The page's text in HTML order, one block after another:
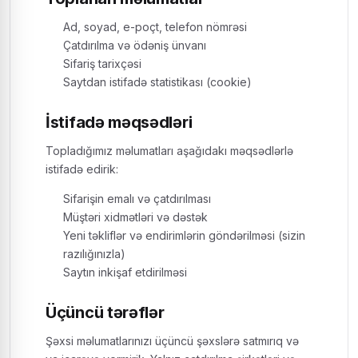
Ad, soyad, e-poçt, telefon nömrəsi
Çatdırılma və ödəniş ünvanı
Sifariş tarixçəsi
Saytdan istifadə statistikası (cookie)
İstifadə məqsədləri
Topladığımız məlumatları aşağıdakı məqsədlərlə
istifadə edirik:
Sifarişin emalı və çatdırılması
Müştəri xidmətləri və dəstək
Yeni təkliflər və endirimlərin göndərilməsi (sizin
razılığınızla)
Saytın inkişaf etdirilməsi
Üçüncü tərəflər
Şəxsi məlumatlarınızı üçüncü şəxslərə satmırıq və